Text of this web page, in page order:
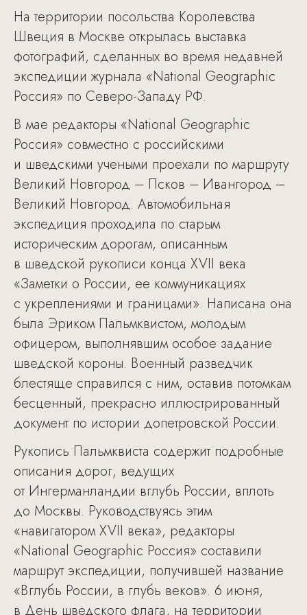
На территории посольства Королевства
Швеция в Москве открылась выставка
фотографий, сделанных во время недавней
экспедиции журнала «National Geographic
Россия» по Северо-Западу РФ.
В мае редакторы «National Geographic
Россия» совместно с российскими
и шведскими учеными проехали по маршруту
Великий Новгород – Псков – Ивангород –
Великий Новгород. Автомобильная
экспедиция проходила по старым
историческим дорогам, описанным
в шведской рукописи конца XVII века
«Заметки о России, ее коммуникациях
с укреплениями и границами». Написана она
была Эриком Пальмквистом, молодым
офицером, выполнявшим особое задание
шведской короны. Военный разведчик
блестяще справился с ним, оставив потомкам
бесценный, прекрасно иллюстрированный
документ по истории допетровской России.
Рукопись Пальмквиста содержит подробные
описания дорог, ведущих
от Ингерманландии вглубь России, вплоть
до Москвы. Руководствуясь этим
«навигатором XVII века», редакторы
«National Geographic Россия» составили
маршрут экспедиции, получившей название
«Вглубь России, в глубь веков». 6 июня,
в День шведского флага, на территории